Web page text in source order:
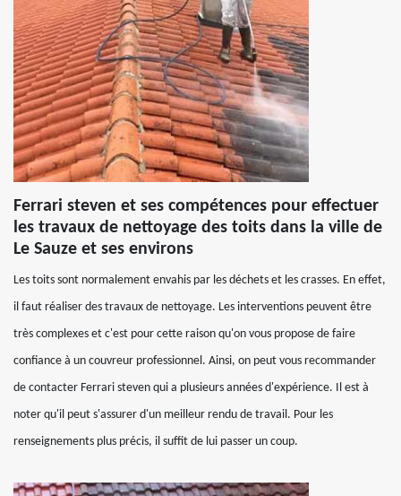
Ferrari steven et ses compétences pour effectuer
les travaux de nettoyage des toits dans la ville de
Le Sauze et ses environs
Les toits sont normalement envahis par les déchets et les crasses. En effet,
il faut réaliser des travaux de nettoyage. Les interventions peuvent être
très complexes et c'est pour cette raison qu'on vous propose de faire
confiance à un couvreur professionnel. Ainsi, on peut vous recommander
de contacter Ferrari steven qui a plusieurs années d'expérience. Il est à
noter qu'il peut s'assurer d'un meilleur rendu de travail. Pour les
renseignements plus précis, il suffit de lui passer un coup.